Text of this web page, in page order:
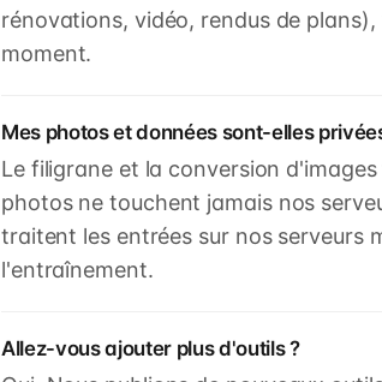
rénovations, vidéo, rendus de
moment.
Mes photos et données sont-elles
Le filigrane et la conversion
photos ne touchent jamais nos
traitent les entrées sur nos serveurs
l'entraînement.
Allez-vous ajouter plus d'outils ?